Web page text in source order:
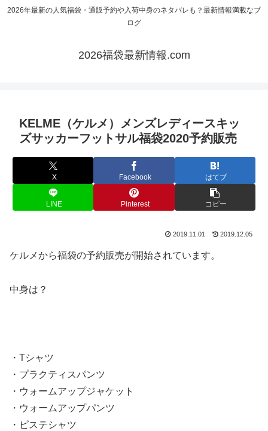
2026年最新の人気福袋・通販予約や入荷中身のネタバレも？最新情報満載なブ
ログ
2026福袋最新情報.com
KELME（ケルメ）メンズレディースキッ
ズサッカーフットサル福袋2020予約販売
X Facebook はてブ
LINE Pinterest コピー
2019.11.01 2019.12.05
ケルメから福袋の予約販売が開始されています。
中身は？
・Tシャツ
・プラクティスパンツ
・ウォームアップジャケット
・ウォームアップパンツ
・ピステシャツ